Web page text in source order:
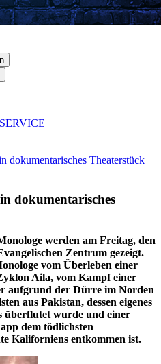
dokumentarisches Theaterstück
dokumentarisches
werden am Freitag, den
Zentrum gezeigt.
vom Überleben einer
Aila, vom Kampf einer
aufgrund der Dürre im Norden
aus Pakistan, dessen eigenes
überflutet wurde und einer
dem tödlichsten
Kaliforniens entkommen ist.